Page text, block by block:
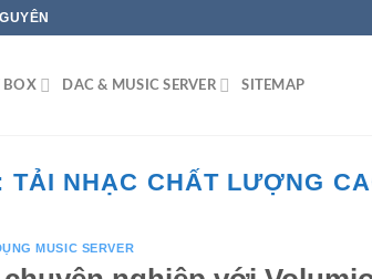
BOX DAC & MUSIC SERVER SITEMAP
TẢI NHẠC CHẤT LƯỢNG
MUSIC SERVER